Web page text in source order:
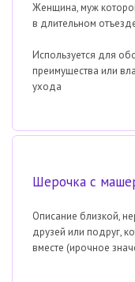
Женщина, муж
в длительном
Используется для
преимущества или
ухода
Шерочка с
Описание близкой,
друзей или подруг,
вместе (ирочное